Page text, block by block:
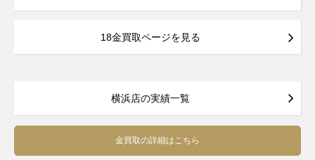
18金買取ページを見る
横浜店の実績一覧
金買取の詳細はこちら